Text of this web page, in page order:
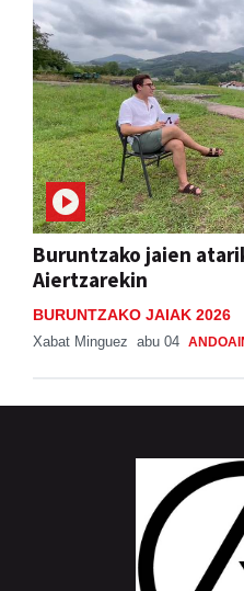
Buruntzako jaien
Aiertzarekin
BURUNTZAKO JAIAK 2026
Xabat Minguez abu 04